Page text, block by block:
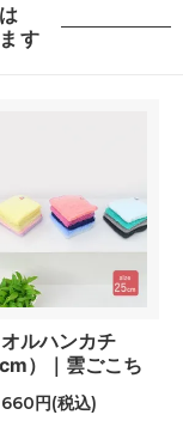
す
ルハンカチ
）｜雲ごこち
660円(税込)